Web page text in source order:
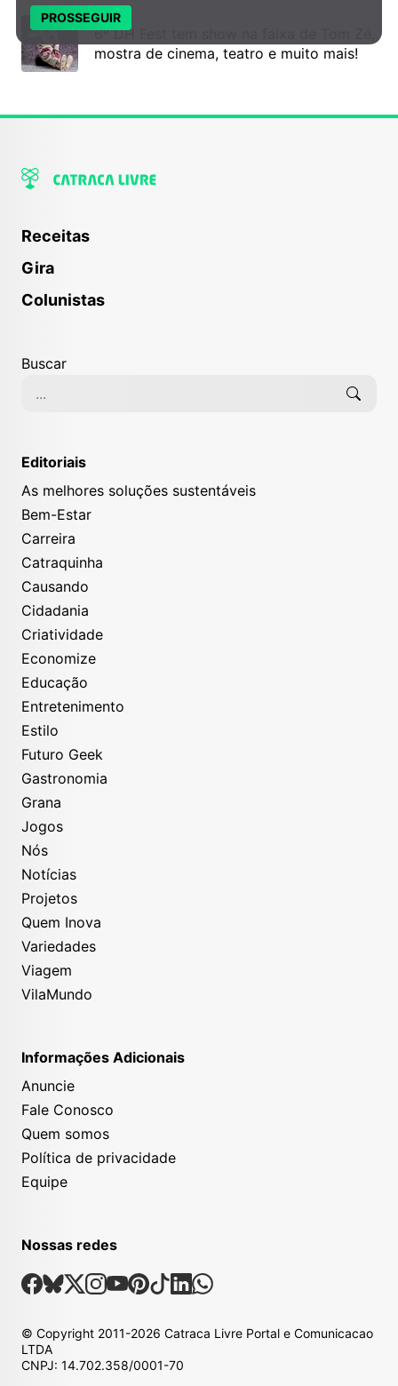
6º DH Fest tem show na faixa de Tom Zé,
mostra de cinema, teatro e muito mais!
Receitas
Gira
Colunistas
Buscar
Editoriais
As melhores soluções sustentáveis
Bem-Estar
Carreira
Catraquinha
Causando
Cidadania
Criatividade
Economize
Educação
Entretenimento
Estilo
Futuro Geek
Gastronomia
Grana
Jogos
Nós
Notícias
Projetos
Quem Inova
Variedades
Viagem
VilaMundo
Informações Adicionais
Anuncie
Fale Conosco
Quem somos
Política de privacidade
Equipe
Nossas redes
Nossas Redes Sociais
Facebook
Bsky
X Instagram
Youtube
Pinterest
TiktokLinkedin
Whatsapp
© Copyright 2011-2026 Catraca Livre Portal e Comunicacao
LTDA
CNPJ: 14.702.358/0001-70
PROSSEGUIR